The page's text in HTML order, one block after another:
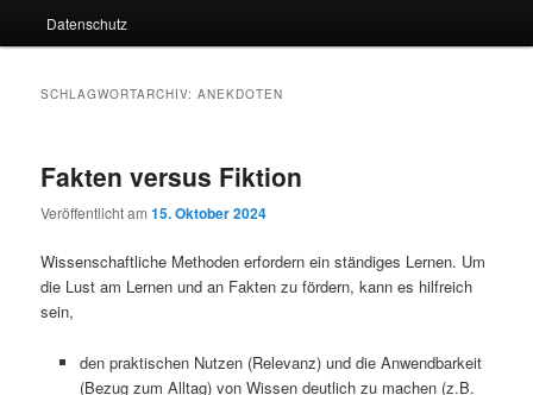
Datenschutz
SCHLAGWORTARCHIV:ANEKDOTEN
Fakten versus Fiktion
Veröffentlicht am15. Oktober 2024
Wissenschaftliche Methoden erfordern ein ständiges Lernen. Um
die Lust am Lernen und an Fakten zu fördern, kann es hilfreich
sein,
den praktischen Nutzen (Relevanz) und die Anwendbarkeit
(Bezug zum Alltag) von Wissen deutlich zu machen (z.B.